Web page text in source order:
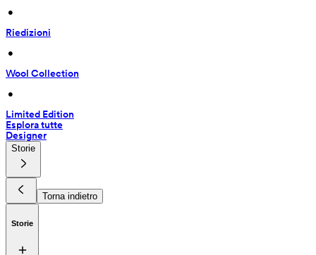
•
Riedizioni
•
Wool Collection
•
Limited Edition
Esplora tutte
Designer
Storie
Torna indietro
Storie